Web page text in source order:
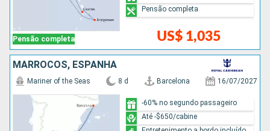
Pensão completa US$ 1,035
Pensão completa
MARROCOS, ESPANHA
Mariner of the Seas 8 d Barcelona 16/07/2027
-60% no segundo passageiro
Até -$650/cabine